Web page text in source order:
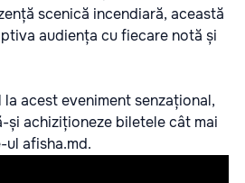
scenică incendiară, această
audiența cu fiecare notă și
acest eveniment senzațional,
și achiziționeze biletele cât mai
ul afisha.md.